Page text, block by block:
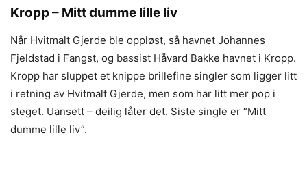
Kropp – Mitt dumme lille liv
Når Hvitmalt Gjerde ble oppløst, så havnet Johannes
Fjeldstad i Fangst, og bassist Håvard Bakke havnet i Kropp.
Kropp har sluppet et knippe brillefine singler som ligger litt
i retning av Hvitmalt Gjerde, men som har litt mer pop i
steget. Uansett – deilig låter det. Siste single er “Mitt
dumme lille liv”.